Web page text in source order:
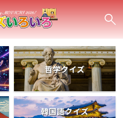
哲学クイズ
韓国語クイズ